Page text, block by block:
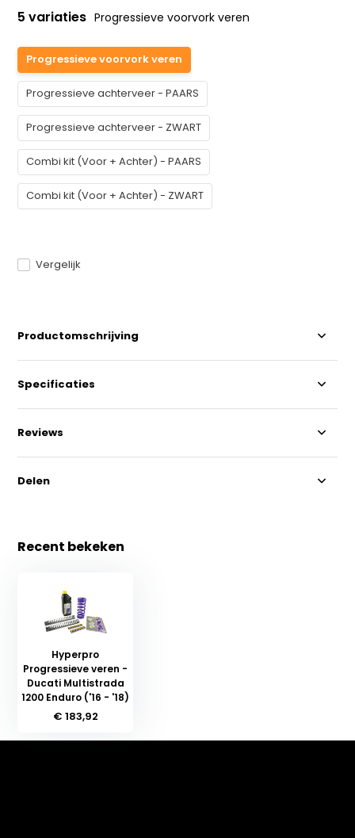
5 variaties Progressieve voorvork veren
Progressieve voorvork veren
Progressieve achterveer - PAARS
Progressieve achterveer - ZWART
Combi kit (Voor + Achter) - PAARS
Combi kit (Voor + Achter) - ZWART
Vergelijk
Productomschrijving
Specificaties
Reviews
Delen
Recent bekeken
Hyperpro
Progressieve veren -
Ducati Multistrada
1200 Enduro ('16 - '18)
€ 183,92